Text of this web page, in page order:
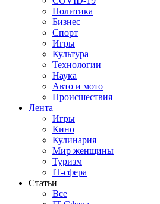
Политика
Бизнес
Спорт
Игры
Культура
Технологии
Наука
Авто и мото
Происшествия
Лента
Игры
Кино
Кулинария
Мир женщины
Туризм
IT-сфера
Статьи
Все